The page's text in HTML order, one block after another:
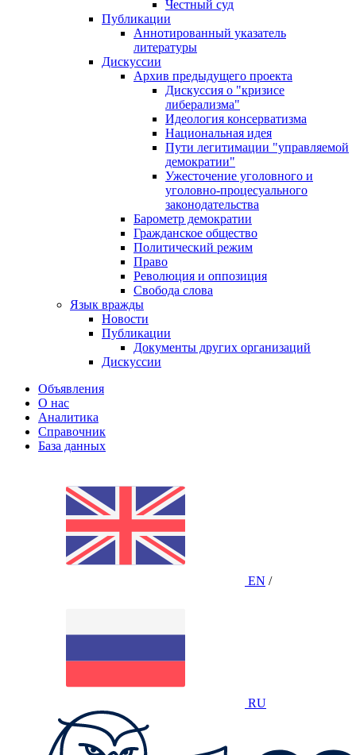
Честный суд
Публикации
Аннотированный указатель
литературы
Дискуссии
Архив предыдущего проекта
Дискуссия о "кризисе
либерализма"
Идеология консерватизма
Национальная идея
Пути легитимации "управляемой
демократии"
Ужесточение уголовного и
уголовно-процесуального
законодательства
Барометр демократии
Гражданское общество
Политический режим
Право
Революция и оппозиция
Свобода слова
Язык вражды
Новости
Публикации
Документы других организаций
Дискуссии
Объявления
О нас
Аналитика
Справочник
База данных
EN /
RU